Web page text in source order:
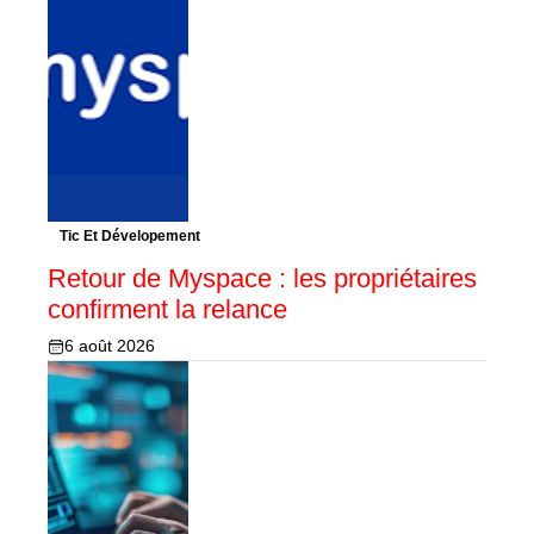
Tic Et Dévelopement
Retour de Myspace : les propriétaires
confirment la relance
6 août 2026